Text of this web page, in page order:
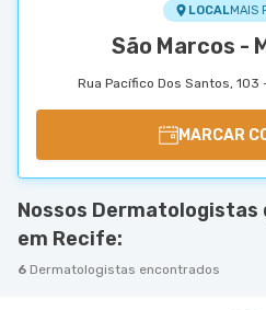
LOCALMAIS
São Marcos -
Rua Pacífico Dos Santos, 103
MARCAR
Nossos Dermatologistas
em Recife:
6 Dermatologistas encontrados